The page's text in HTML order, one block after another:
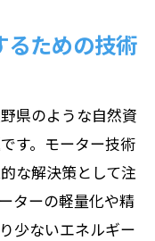
るための技術
県のような自然資
す。モーター技術
な解決策として注
ターの軽量化や精
少ないエネルギー